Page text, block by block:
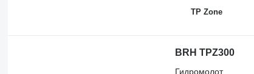
TP Zone
BRH TPZ300
Гидромолот